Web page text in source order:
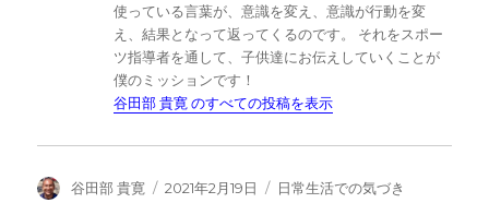
使っている言葉が、意識を変え、意識が行動を変
え、結果となって返ってくるのです。 それをスポー
ツ指導者を通して、子供達にお伝えしていくことが
僕のミッションです！
谷田部 貴寛 のすべての投稿を表示
投
谷田部 貴寛
投
2021年2月19日
カ
日常生活での気づき